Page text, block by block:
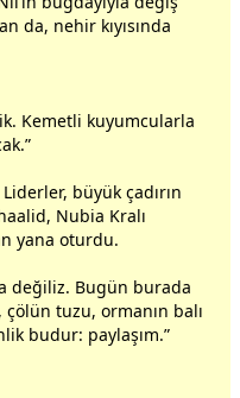
da, nehir kıyısında
Kemetli kuyumcularla
büyük çadırın
Nubia Kralı
yana oturdu.
değiliz. Bugün burada
çölün tuzu, ormanın balı
budur: paylaşım.”